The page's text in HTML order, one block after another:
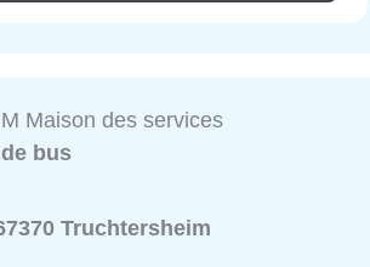
Maison des services
bus
Truchtersheim